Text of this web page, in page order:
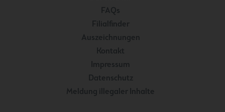
FAQs
Filialfinder
Auszeichnungen
Kontakt
Impressum
Datenschutz
Meldung illegaler Inhalte